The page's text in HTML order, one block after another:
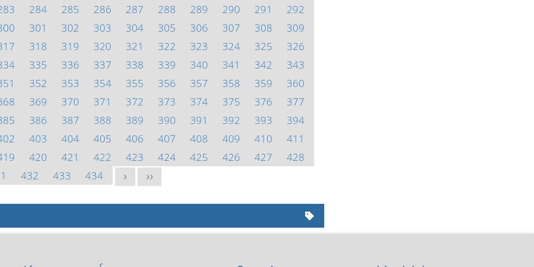
284 285 286 287 288 289 290 291
292
301 302 303 304 305 306 307 308
309
318 319 320 321 322 323 324 325
326
335 336 337 338 339 340 341 342
343
352 353 354 355 356 357 358 359
360
369 370 371 372 373 374 375 376
377
386 387 388 389 390 391 392 393
394
403 404 405 406 407 408 409 410
411
420 421 422 423 424 425 426 427
428
432 433 434 > >>